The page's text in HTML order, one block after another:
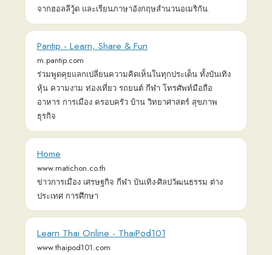
Learn Thai Online - ThaiPod101
The fastest, easiest, and most fun way to learn Thai and Thai
culture. Start speaking Thai in minutes with audio and video
lessons, audio dictionary, and learning community!
ข่าววันนี้ ข่าวล่าสุด ข่าวการเมือง เศรษฐกิจ
บันเทิง กีฬา | ผู้จัดการออนไลน์
mgronline.com
ประเทศ ครอบคลุมการเมือง เศรษฐกิจ กีฬา และบันเทิง
ติดตามทุกประเด็นสำคัญได้ที่ผู้จัดการออนไลน์
Everyday Thai Language School - Learn Thai in
Bangkok
www.everyday-thai.com
Enjoyable and affordable Thai lessons. New Thai language
courses start every 3 weeks. Join us!